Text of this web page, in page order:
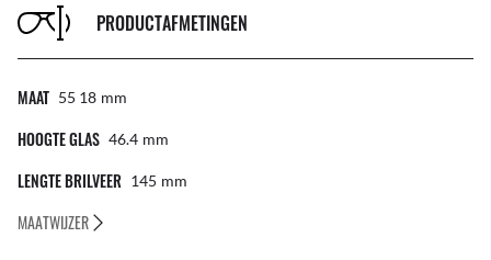
PRODUCTAFMETINGEN
MAAT 55 18 Mm
HOOGTE GLAS 46.4 Mm
LENGTE BRILVEER 145 Mm
MAATWIJZER